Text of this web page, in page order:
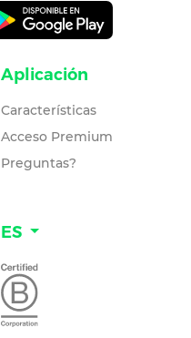
Aplicación
Características
Acceso Premium
Preguntas?
ES